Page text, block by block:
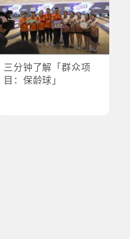
三分钟了解「群众项
目：保龄球」